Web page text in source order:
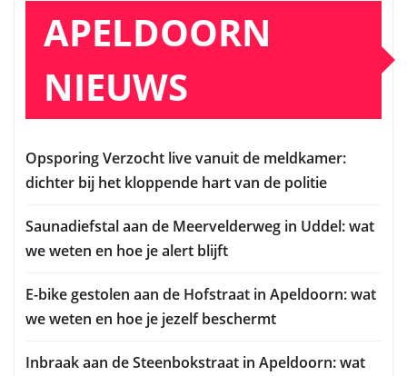
APELDOORN
NIEUWS
Opsporing Verzocht live vanuit de meldkamer:
dichter bij het kloppende hart van de politie
Saunadiefstal aan de Meervelderweg in Uddel: wat
we weten en hoe je alert blijft
E-bike gestolen aan de Hofstraat in Apeldoorn: wat
we weten en hoe je jezelf beschermt
Inbraak aan de Steenbokstraat in Apeldoorn: wat